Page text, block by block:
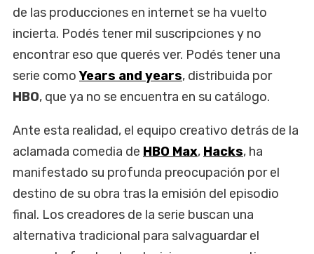
de las producciones en internet se ha vuelto
incierta. Podés tener mil suscripciones y no
encontrar eso que querés ver. Podés tener una
serie comoYears and years, distribuida por
HBO, que ya no se encuentra en su catálogo.
Ante esta realidad, el equipo creativo detrás de la
aclamada comedia de HBO Max, Hacks, ha
manifestado su profunda preocupación por el
destino de su obra tras la emisión del episodio
final. Los creadores de la serie buscan una
alternativa tradicional para salvaguardar el